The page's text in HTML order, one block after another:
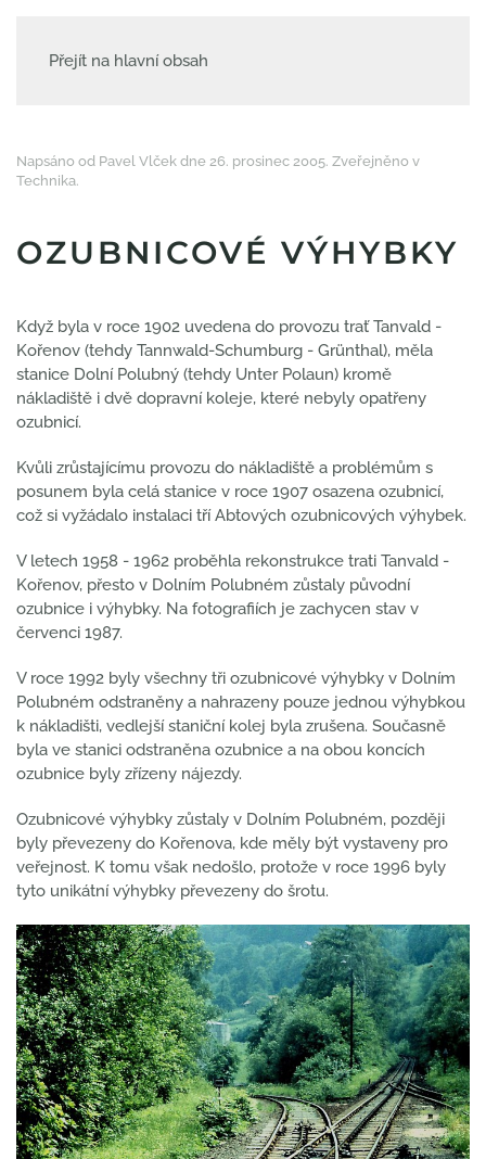
Přejít na hlavní obsah
Napsáno od Pavel Vlček dne 26. prosinec 2005. Zveřejněno v
Technika.
OZUBNICOVÉ VÝHYBKY
Když byla v roce 1902 uvedena do provozu trať Tanvald -
Kořenov (tehdy Tannwald-Schumburg - Grünthal), měla
stanice Dolní Polubný (tehdy Unter Polaun) kromě
nákladiště i dvě dopravní koleje, které nebyly opatřeny
ozubnicí.
Kvůli zrůstajícímu provozu do nákladiště a problémům s
posunem byla celá stanice v roce 1907 osazena ozubnicí,
což si vyžádalo instalaci tří Abtových ozubnicových výhybek.
V letech 1958 - 1962 proběhla rekonstrukce trati Tanvald -
Kořenov, přesto v Dolním Polubném zůstaly původní
ozubnice i výhybky. Na fotografiích je zachycen stav v
červenci 1987.
V roce 1992 byly všechny tři ozubnicové výhybky v Dolním
Polubném odstraněny a nahrazeny pouze jednou výhybkou
k nákladišti, vedlejší staniční kolej byla zrušena. Současně
byla ve stanici odstraněna ozubnice a na obou koncích
ozubnice byly zřízeny nájezdy.
Ozubnicové výhybky zůstaly v Dolním Polubném, později
byly převezeny do Kořenova, kde měly být vystaveny pro
veřejnost. K tomu však nedošlo, protože v roce 1996 byly
tyto unikátní výhybky převezeny do šrotu.